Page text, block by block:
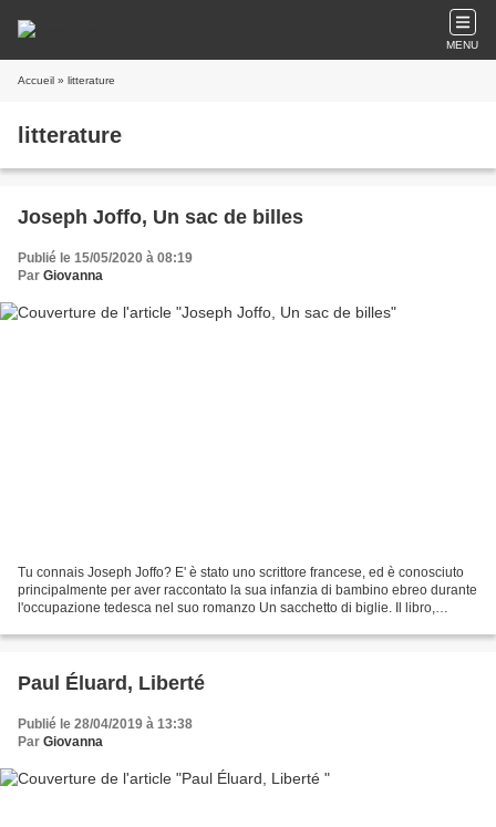
MENU
Accueil » litterature
litterature
Joseph Joffo, Un sac de billes
Publié le 15/05/2020 à 08:19
Par Giovanna
Tu connais Joseph Joffo? E' è stato uno scrittore francese, ed è conosciuto
principalmente per aver raccontato la sua infanzia di bambino ebreo durante
l'occupazione tedesca nel suo romanzo Un sacchetto di biglie. Il libro,
Paul Éluard, Liberté
Publié le 28/04/2019 à 13:38
Par Giovanna